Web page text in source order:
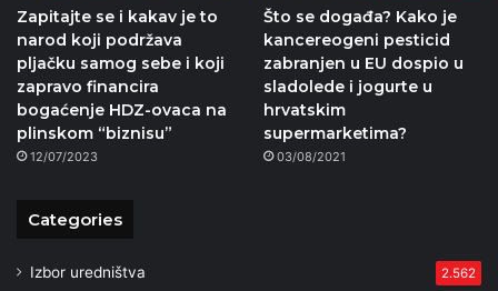
Zapitajte se i kakav je to
narod koji podržava
pljačku samog sebe i koji
zapravo financira
bogaćenje HDZ-ovaca na
plinskom “biznisu”
12/07/2023
Što se događa? Kako je
kancereogeni pesticid
zabranjen u EU dospio u
sladolede i jogurte u
hrvatskim
supermarketima?
03/08/2021
Categories
Izbor uredništva 2.562